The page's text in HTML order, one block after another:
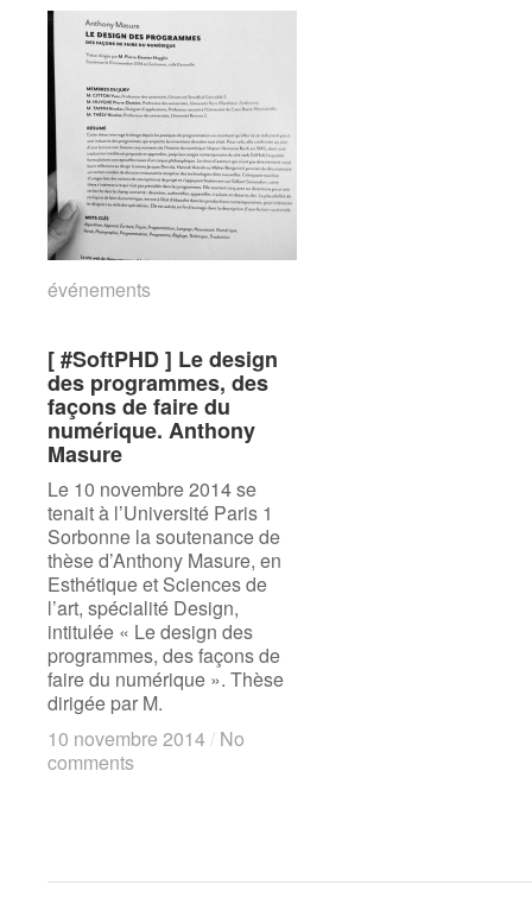
événements
[ #SoftPHD ] Le design
des programmes, des
façons de faire du
numérique. Anthony
Masure
Le 10 novembre 2014 se
tenait à l’Université Paris 1
Sorbonne la soutenance de
thèse d’Anthony Masure, en
Esthétique et Sciences de
l’art, spécialité Design,
intitulée « Le design des
programmes, des façons de
faire du numérique ». Thèse
dirigée par M.
10 novembre 2014/ No
comments
événements
[ #SoftPHD ] Le design
des programmes, des
façons de faire du
numérique. Anthony
Masure
10 novembre 2014/ No
comments